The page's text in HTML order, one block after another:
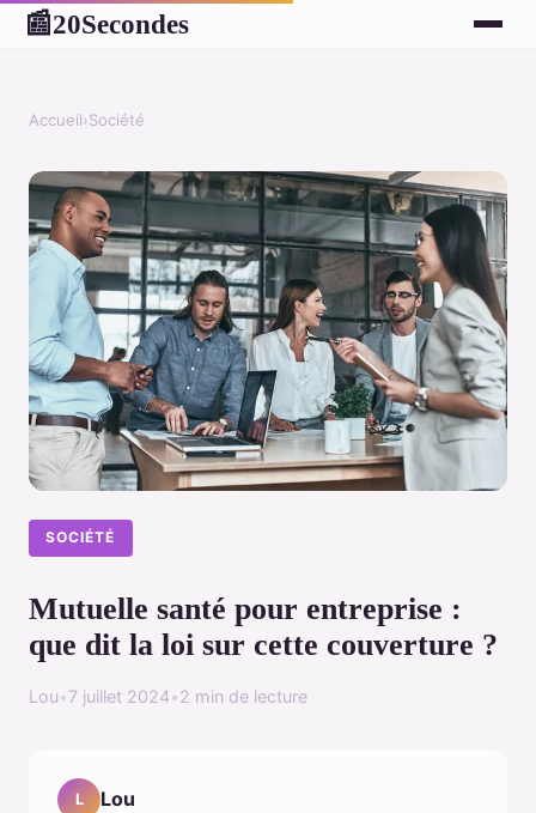
📰20Secondes
Accueil›Société
SOCIÉTÉ
Mutuelle santé pour entreprise :
que dit la loi sur cette couverture ?
Lou•7 juillet 2024•2 min de lecture
L Lou